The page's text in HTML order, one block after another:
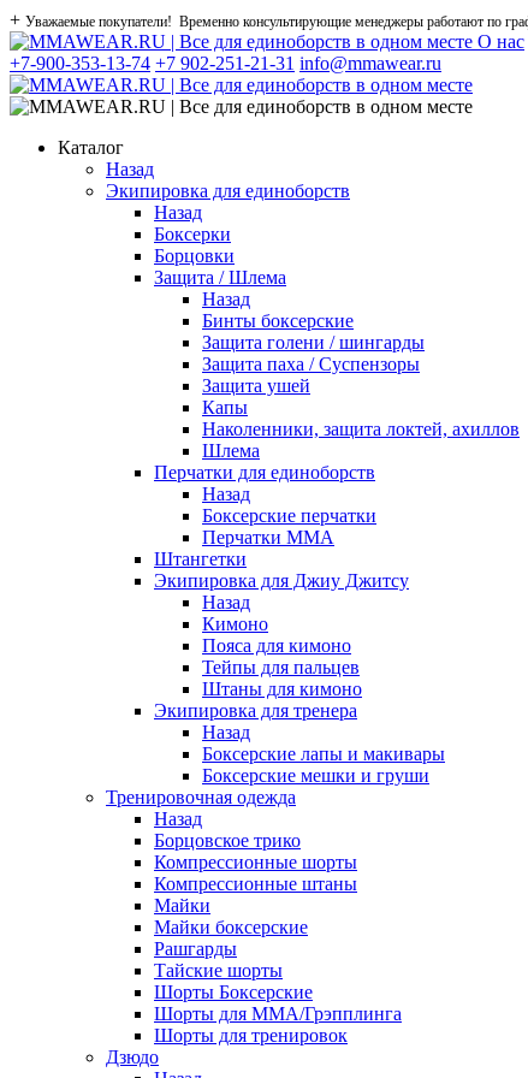
+ Уважаемые покупатели! Временно консультирующие менеджеры работают по
О нас
+7-900-353-13-74 +7 902-251-21-31 info@mmawear.ru
Каталог
Назад
Экипировка для единоборств
Назад
Боксерки
Борцовки
Защита / Шлема
Назад
Бинты боксерские
Защита голени / шингарды
Защита паха / Суспензоры
Защита ушей
Капы
Наколенники, защита локтей, ахиллов
Шлема
Перчатки для единоборств
Назад
Боксерские перчатки
Перчатки ММА
Штангетки
Экипировка для Джиу Джитсу
Назад
Кимоно
Пояса для кимоно
Тейпы для пальцев
Штаны для кимоно
Экипировка для тренера
Назад
Боксерские лапы и макивары
Боксерские мешки и груши
Тренировочная одежда
Назад
Борцовское трико
Компрессионные шорты
Компрессионные штаны
Майки
Майки боксерские
Рашгарды
Тайские шорты
Шорты Боксерские
Шорты для ММА/Грэпплинга
Шорты для тренировок
Дзюдо